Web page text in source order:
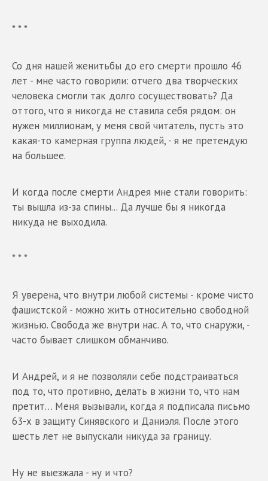
* * *
Со дня нашей женитьбы до его смерти прошло 46
лет - мне часто говорили: отчего два творческих
человека смогли так долго сосуществовать? Да
оттого, что я никогда не ставила себя рядом: он
нужен миллионам, у меня свой читатель, пусть это
какая-то камерная группа людей, - я не претендую
на большее.
И когда после смерти Андрея мне стали говорить:
ты вышла из-за спины... Да лучше бы я никогда
никуда не выходила.
* * *
Я уверена, что внутри любой системы - кроме чисто
фашистской - можно жить относительно свободной
жизнью. Свобода же внутри нас. А то, что снаружи, -
часто бывает слишком обманчиво.
И Андрей, и я не позволяли себе подстраиваться
под то, что противно, делать в жизни то, что нам
претит… Меня вызывали, когда я подписала письмо
63-х в защиту Синявского и Даниэля. После этого
шесть лет не выпускали никуда за границу.
Ну не выезжала - ну и что?